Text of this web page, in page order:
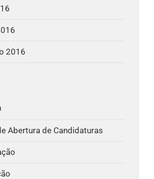
2016
Abertura de Candidaturas